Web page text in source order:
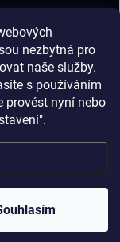
nezbytná pro
naše služby.
s používáním
provést nyní nebo
medicínu a
vyhrazena.